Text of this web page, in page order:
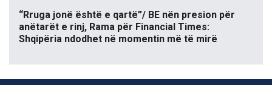
“Rruga jonë është e qartë”/ BE nën presion për
anëtarët e rinj, Rama për Financial Times:
Shqipëria ndodhet në momentin më të mirë